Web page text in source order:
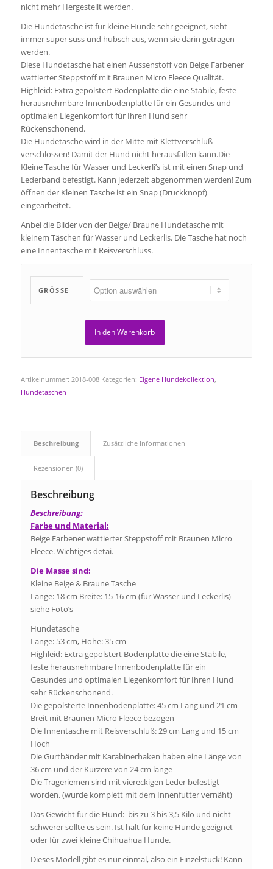
nicht mehr Hergestellt werden.
Die Hundetasche ist für kleine Hunde sehr geeignet, sieht
immer super süss und hübsch aus, wenn sie darin getragen
werden.
Diese Hundetasche hat einen Aussenstoff von Beige Farbener
wattierter Steppstoff mit Braunen Micro Fleece Qualität.
Highleid: Extra gepolstert Bodenplatte die eine Stabile, feste
herausnehmbare Innenbodenplatte für ein Gesundes und
optimalen Liegenkomfort für Ihren Hund sehr
Rückenschonend.
Die Hundetasche wird in der Mitte mit Klettverschluß
verschlossen! Damit der Hund nicht herausfallen kann.Die
Kleine Tasche für Wasser und Leckerli’s ist mit einen Snap und
Lederband befestigt. Kann jederzeit abgenommen werden! Zum
öffnen der Kleinen Tasche ist ein Snap (Druckknopf)
eingearbeitet.
Anbei die Bilder von der Beige/ Braune Hundetasche mit
kleinem Täschen für Wasser und Leckerlis. Die Tasche hat noch
eine Innentasche mit Reisverschluss.
GRÖSSE
In den Warenkorb
Artikelnummer: 2018-008 Kategorien: Eigene Hundekollektion
Hundetaschen
Beschreibung Zusätzliche Informationen
Rezensionen (0)
Beschreibung
Beschreibung:
Farbe und Material:
Beige Farbener wattierter Steppstoff mit Braunen Micro
Fleece. Wichtiges detai.
Die Masse sind:
Kleine Beige & Braune Tasche
Länge: 18 cm Breite: 15-16 cm (für Wasser und Leckerlis)
siehe Foto’s
Hundetasche
Länge: 53 cm, Höhe: 35 cm
Highleid: Extra gepolstert Bodenplatte die eine Stabile,
feste herausnehmbare Innenbodenplatte für ein
Gesundes und optimalen Liegenkomfort für Ihren Hund
sehr Rückenschonend.
Die gepolsterte Innenbodenplatte: 45 cm Lang und 21 cm
Breit mit Braunen Micro Fleece bezogen
Die Innentasche mit Reisverschluß: 29 cm Lang und 15 cm
Hoch
Die Gurtbänder mit Karabinerhaken haben eine Länge von
36 cm und der Kürzere von 24 cm länge
Die Trageriemen sind mit viereckigen Leder befestigt
worden. (wurde komplett mit dem Innenfutter vernäht)
Das Gewicht für die Hund: bis zu 3 bis 3,5 Kilo und nicht
schwerer sollte es sein. Ist halt für keine Hunde geeignet
oder für zwei kleine Chihuahua Hunde.
Dieses Modell gibt es nur einmal, also ein Einzelstück! Kann